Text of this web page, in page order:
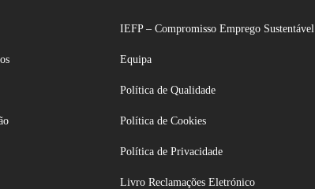
IEFP – Compromisso Emprego Sustentável
Equipa
Política de Qualidade
Política de Cookies
Política de Privacidade
Livro Reclamações Eletrónico